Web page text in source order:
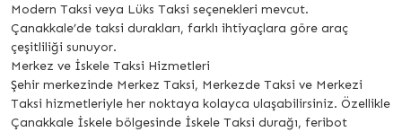
Modern Taksi veya Lüks Taksi seçenekleri mevcut.
Çanakkale’de taksi durakları, farklı ihtiyaçlara göre araç
çeşitliliği sunuyor.
Merkez ve İskele Taksi Hizmetleri
Şehir merkezinde Merkez Taksi, Merkezde Taksi ve Merkezi
Taksi hizmetleriyle her noktaya kolayca ulaşabilirsiniz. Özellikle
Çanakkale İskele bölgesinde İskele Taksi durağı, feribot